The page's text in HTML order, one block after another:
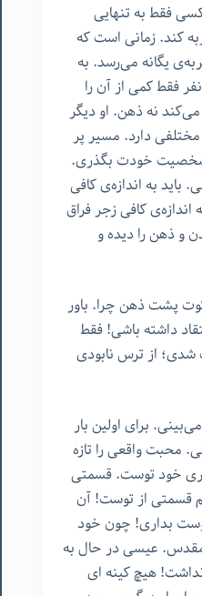
فقط به تنهایی
کند. زمانی است که
یگانه می‌رسد. به
فقط کمی از آن را
نه ذهن. او دیگر
دارد. مسیر پر
شخصیت خودت بگذری.
باید به اندازه‌ی کافی
کافی زجر فراق
و ذهن را دیده و
پشت ذهن چرا. باور
داشته باشی! فقط
شدی؛ از ترس نابودی
برای اولین بار
محبت واقعی را تازه
خود توست. قسمتی
قسمتی از توست! آن
بداری! چون خود
عیسی در حال به
هیچ کینه ای